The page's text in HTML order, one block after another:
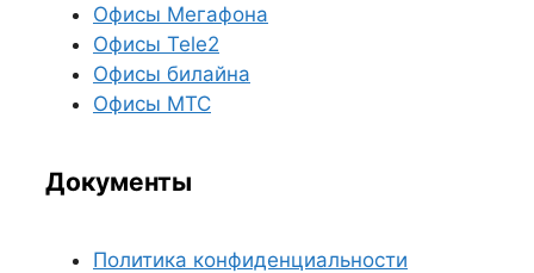
Офисы Мегафона
Офисы Tele2
Офисы билайна
Офисы МТС
Документы
Политика конфиденциальности